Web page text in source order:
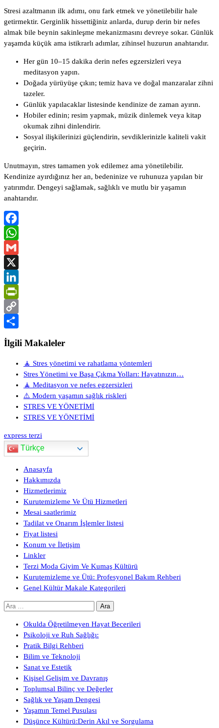
Stresi azaltmanın ilk adımı, onu fark etmek ve yönetilebilir hale
getirmektir. Gerginlik hissettiğiniz anlarda, durup derin bir nefes
almak bile beynin sakinleşme mekanizmasını devreye sokar. Günlük
yaşamda küçük ama istikrarlı adımlar, zihinsel huzurun anahtarıdır.
Her gün 10–15 dakika derin nefes egzersizleri veya
meditasyon yapın.
Doğada yürüyüşe çıkın; temiz hava ve doğal manzaralar zihni
tazeler.
Günlük yapılacaklar listesinde kendinize de zaman ayırın.
Hobiler edinin; resim yapmak, müzik dinlemek veya kitap
okumak zihni dinlendirir.
Sosyal ilişkilerinizi güçlendirin, sevdiklerinizle kaliteli vakit
geçirin.
Unutmayın, stres tamamen yok edilemez ama yönetilebilir.
Kendinize ayırdığınız her an, bedeninize ve ruhunuza yapılan bir
yatırımdır. Dengeyi sağlamak, sağlıklı ve mutlu bir yaşamın
anahtarıdır.
Facebook
WhatsApp
Gmail
X
LinkedIn
PrintFriendly
Copy
Link
Share
İlgili Makaleler
🧘 Stres yönetimi ve rahatlama yöntemleri
Stres Yönetimi ve Başa Çıkma Yolları: Hayatınızın…
🧘 Meditasyon ve nefes egzersizleri
⚠️ Modern yaşamın sağlık riskleri
STRES VE YÖNETİMİ
STRES VE YÖNETİMİ
express terzi
Türkçe
Anasayfa
Hakkımızda
Hizmetlerimiz
Kurutemizleme Ve Ütü Hizmetleri
Mesai saatlerimiz
Tadilat ve Onarım İşlemler listesi
Fiyat listesi
Konum ve İletişim
Linkler
Terzi Moda Giyim Ve Kumaş Kültürü
Kurutemizleme ve Ütü: Profesyonel Bakım Rehberi
Genel Kültür Makale Kategorileri
Arama:
Okulda Öğretilmeyen Hayat Becerileri
Psikoloji ve Ruh Sağlığı:
Pratik Bilgi Rehberi
Bilim ve Teknoloji
Sanat ve Estetik
Kişisel Gelişim ve Davranış
Toplumsal Bilinç ve Değerler
Sağlık ve Yaşam Dengesi
Yaşamın Temel Pusulası
Düşünce Kültürü:Derin Akıl ve Sorgulama